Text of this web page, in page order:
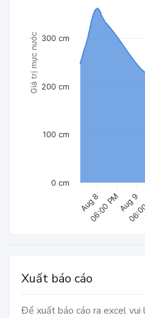
Giá trị mực nước
Aug 8
06:00 PMAug 9
0 cm
100 cm
200 cm
300 cm
Xuất báo cáo
Để xuất báo cáo ra excel